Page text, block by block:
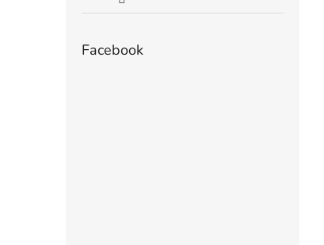
Facebook